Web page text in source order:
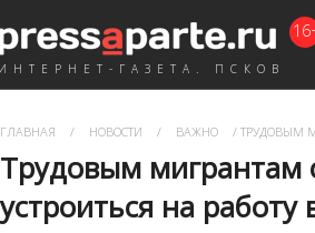
ИНТЕРНЕТ-ГАЗЕТА. ПСКОВ
ГЛАВНАЯ / НОВОСТИ / ВАЖНО / ТРУДОВЫМ
Трудовым мигрантам
устроиться на работу